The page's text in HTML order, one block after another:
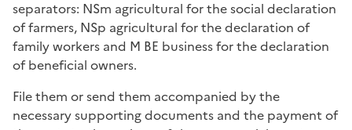
separators: NSm agricultural for the social declaration
of farmers, NSp agricultural for the declaration of
family workers and M BE business for the declaration
of beneficial owners.
File them or send them accompanied by the
necessary supporting documents and the payment of